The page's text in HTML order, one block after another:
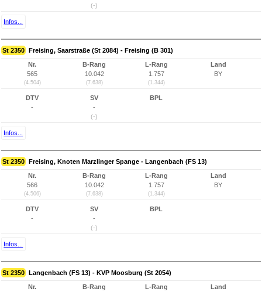
(-)
Infos...
St 2350 Freising, Saarstraße (St 2084) - Freising (B 301)
Nr.
565
(4.504)
B-Rang
10.042
(7.638)
L-Rang
1.757
(1.344)
Land
BY
DTV
-
SV
-
(-)
BPL
Infos...
St 2350 Freising, Knoten Marzlinger Spange - Langenbach (FS 13)
Nr.
566
(4.506)
B-Rang
10.042
(7.638)
L-Rang
1.757
(1.344)
Land
BY
DTV
-
SV
-
(-)
BPL
Infos...
St 2350 Langenbach (FS 13) - KVP Moosburg (St 2054)
Nr.
B-Rang
L-Rang
Land